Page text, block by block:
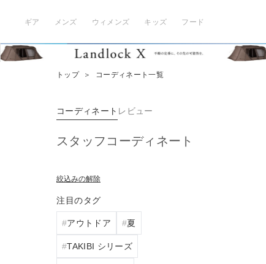
ギア メンズ ウィメンズ キッズ フード
トップ ＞ コーディネート一覧
コーディネート レビュー
スタッフコーディネート
絞込みの解除
注目のタグ
アウトドア 夏
TAKIBI シリーズ